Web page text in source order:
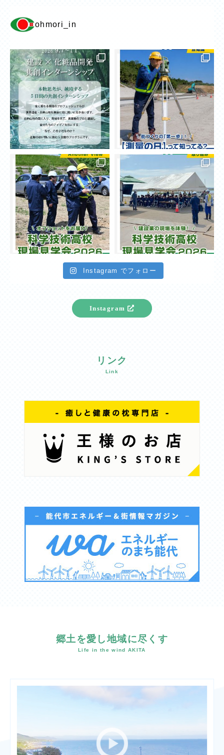
ohmori_in
Instagram でフォロー
Instagram
リンク
Link
郷土を愛し地域に尽くす
Life in the wind AKITA